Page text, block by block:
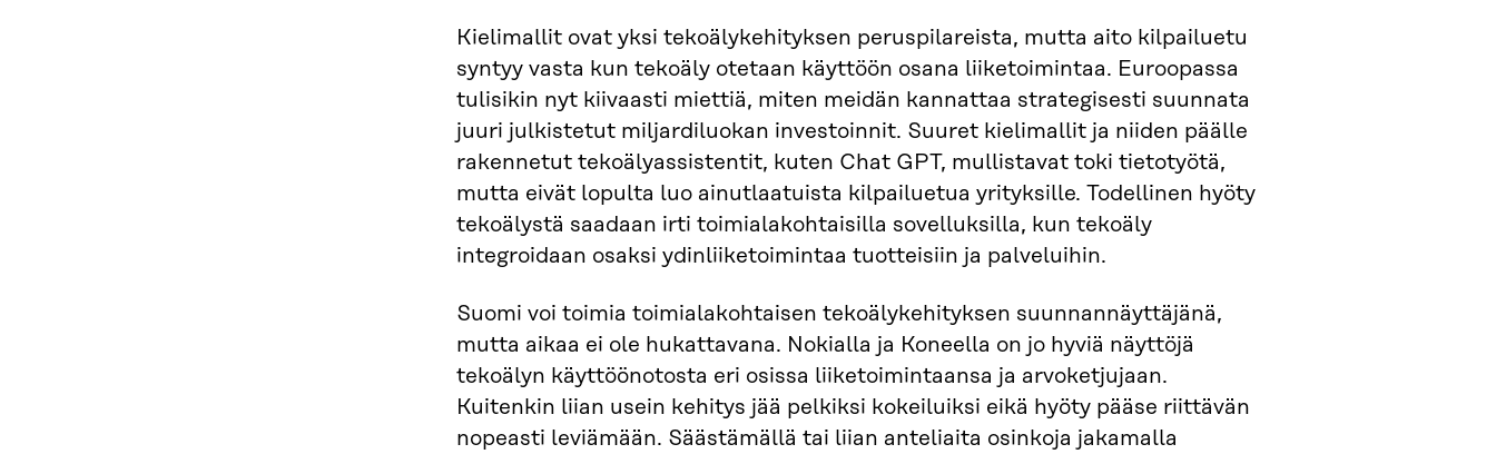
Kielimallit ovat yksi tekoälykehityksen peruspilareista, mutta aito kilpailuetu
syntyy vasta kun tekoäly otetaan käyttöön osana liiketoimintaa. Euroopassa
tulisikin nyt kiivaasti miettiä, miten meidän kannattaa strategisesti suunnata
juuri julkistetut miljardiluokan investoinnit. Suuret kielimallit ja niiden päälle
rakennetut tekoälyassistentit, kuten Chat GPT, mullistavat toki tietotyötä,
mutta eivät lopulta luo ainutlaatuista kilpailuetua yrityksille. Todellinen hyöty
tekoälystä saadaan irti toimialakohtaisilla sovelluksilla, kun tekoäly
integroidaan osaksi ydinliiketoimintaa tuotteisiin ja palveluihin.
Suomi voi toimia toimialakohtaisen tekoälykehityksen suunnannäyttäjänä,
mutta aikaa ei ole hukattavana. Nokialla ja Koneella on jo hyviä näyttöjä
tekoälyn käyttöönotosta eri osissa liiketoimintaansa ja arvoketjujaan.
Kuitenkin liian usein kehitys jää pelkiksi kokeiluiksi eikä hyöty pääse riittävän
nopeasti leviämään. Säästämällä tai liian anteliaita osinkoja jakamalla